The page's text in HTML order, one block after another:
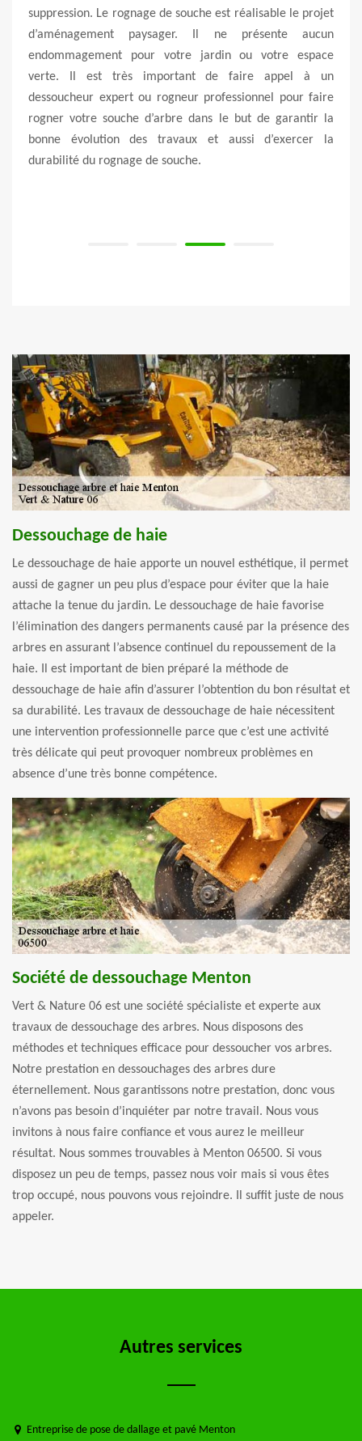
suppression. Le rognage de souche est réalisable le projet
d’aménagement paysager. Il ne présente aucun
endommagement pour votre jardin ou votre espace
verte. Il est très important de faire appel à un
dessoucheur expert ou rogneur professionnel pour faire
rogner votre souche d’arbre dans le but de garantir la
bonne évolution des travaux et aussi d’exercer la
durabilité du rognage de souche.
Dessouchage de haie
Le dessouchage de haie apporte un nouvel esthétique, il permet
aussi de gagner un peu plus d’espace pour éviter que la haie
attache la tenue du jardin. Le dessouchage de haie favorise
l’élimination des dangers permanents causé par la présence des
arbres en assurant l’absence continuel du repoussement de la
haie. Il est important de bien préparé la méthode de
dessouchage de haie afin d’assurer l’obtention du bon résultat et
sa durabilité. Les travaux de dessouchage de haie nécessitent
une intervention professionnelle parce que c’est une activité
très délicate qui peut provoquer nombreux problèmes en
absence d’une très bonne compétence.
Société de dessouchage Menton
Vert & Nature 06 est une société spécialiste et experte aux
travaux de dessouchage des arbres. Nous disposons des
méthodes et techniques efficace pour dessoucher vos arbres.
Notre prestation en dessouchages des arbres dure
éternellement. Nous garantissons notre prestation, donc vous
n’avons pas besoin d’inquiéter par notre travail. Nous vous
invitons à nous faire confiance et vous aurez le meilleur
résultat. Nous sommes trouvables à Menton 06500. Si vous
disposez un peu de temps, passez nous voir mais si vous êtes
trop occupé, nous pouvons vous rejoindre. Il suffit juste de nous
appeler.
Autres services
Entreprise de pose de dallage et pavé Menton